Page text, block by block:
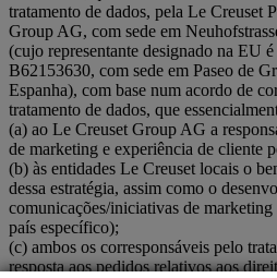
tratamento de dados, pela Le Creuset
Group AG, com sede em
(cujo representante designado na EU
B62153630, com sede em Paseo de
Espanha), com base num acordo de
tratamento de dados, que
(a) ao Le Creuset Group AG a
de marketing e experiência de cliente
(b) às entidades Le Creuset locais o
dessa estratégia, assim como o
comunicações/iniciativas de
país específico);
(c) ambos os corresponsáveis pelo
resposta aos pedidos relativos aos